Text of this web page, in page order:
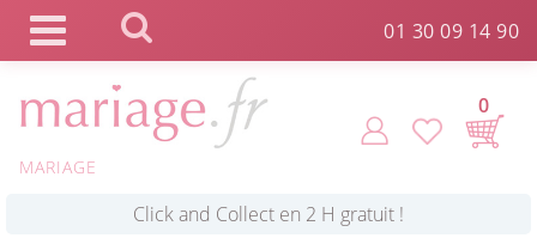
01 30 09 14 90
MARIAGE
0
Commande expédiée en 24h ! *
Panneau de gestion des cookies